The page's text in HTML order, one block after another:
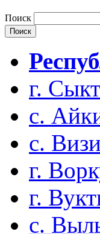
Поиск
г.
с.
с.
г.
г.
с.